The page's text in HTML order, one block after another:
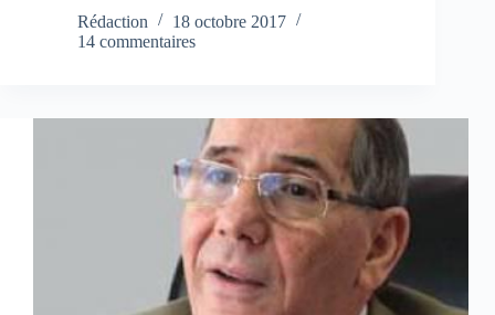
Rédaction
18 octobre 2017
14 commentaires